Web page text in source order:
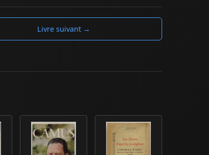
Livre suivant →